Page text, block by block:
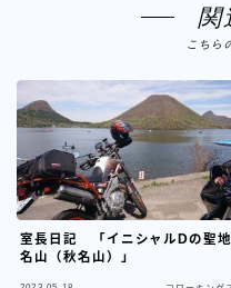
関
こちら
室長日記 「イニシャルDの聖
名山（秋名山）」